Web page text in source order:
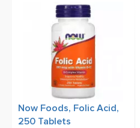
Now Foods, Folic Acid,
250 Tablets